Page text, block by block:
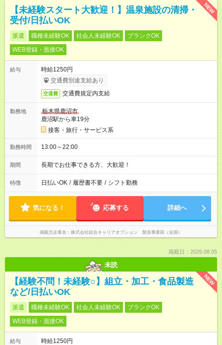
NEW
【未経験スタート大歓迎！】温泉施設の清掃・
受付/日払いOK
派遣 職種未経験OK 社会人未経験OK
ブランクOK
WEB登録・面接OK
給与
時給1250円
交通費別途支給あり
交通費 交通費規定内支給
勤務地
栃木県鹿沼市
鹿沼駅から車19分
接客・旅行・サービス系
勤務時間 13:00～22:00
期間 長期でお仕事できる方、大歓迎！
特徴 日払いOK / 履歴書不要 / シフト勤務
気になる！ 応募する 詳細へ
掲載元企業名 株式会社綜合キャリアオプション 製造事業部（全国）
掲載日：2026.08.05
未読
NEW
【経験不問！未経験○】組立・加工・食品製造
など/日払いOK
派遣 職種未経験OK 社会人未経験OK
ブランクOK
WEB登録・面接OK
給与
時給1250円